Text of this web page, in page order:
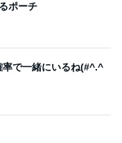
ポーチ
率で一緒にいるね(#^.^